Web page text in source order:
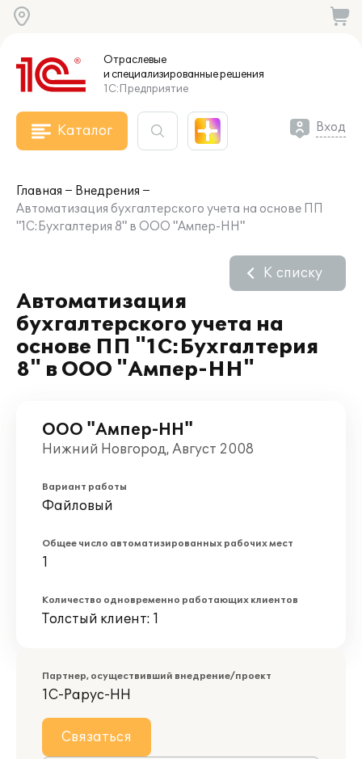
Отраслевые
и специализированныерешения
1С:Предприятие
Каталог Вход
Главная
Внедрения
Автоматизация бухгалтерского учета на основе ПП
"1С:Бухгалтерия 8" в ООО "Ампер-НН"
Автоматизация
бухгалтерского учета на
основе ПП "1С:Бухгалтерия
8" в ООО "Ампер-НН"
К списку
ООО "Ампер-НН"
Нижний Новгород, Август 2008
Вариант работы
Файловый
Общее число автоматизированных рабочих мест
1
Количество одновременно работающих клиентов
Толстый клиент: 1
Партнер, осуществивший внедрение/проект
1С-Рарус-НН
Связаться